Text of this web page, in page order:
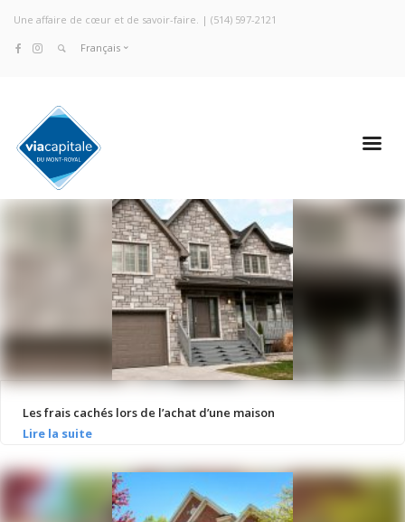
Une affaire de cœur et de savoir-faire. | (514) 597-2121
Français
Les frais cachés lors de l’achat d’une maison